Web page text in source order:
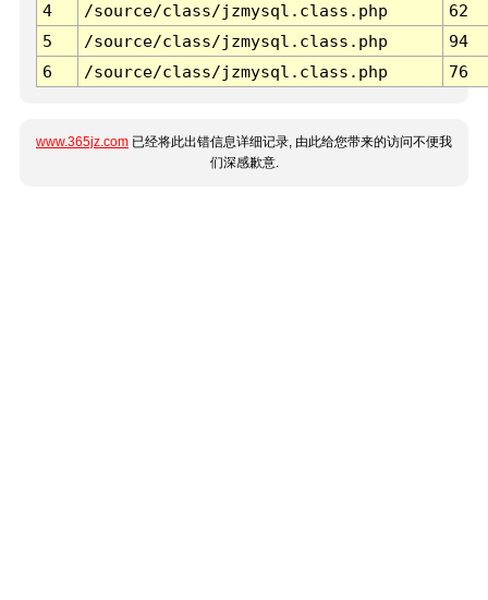
4
/source/class/jzmysql.class.php
62
5
/source/class/jzmysql.class.php
94
6
/source/class/jzmysql.class.php 76
www.365jz.com 已经将此出错信息详细记录, 由此给您带来的访问不便我
们深感歉意.